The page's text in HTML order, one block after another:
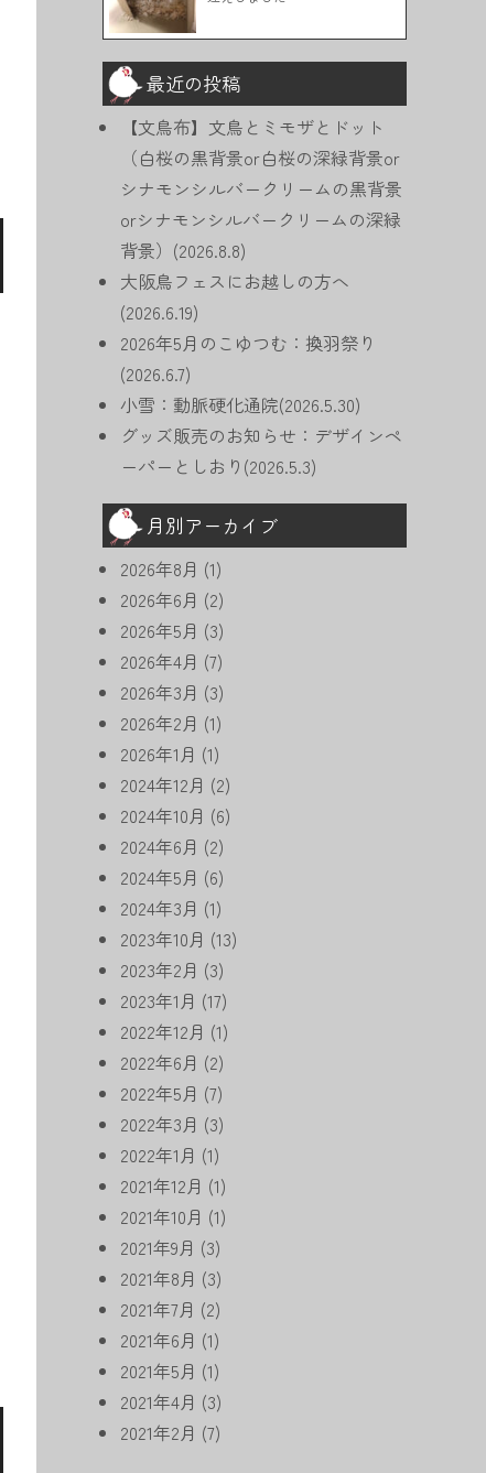
最近の投稿
【文鳥布】文鳥とミモザとドット
（白桜の黒背景or白桜の深緑背景or
シナモンシルバークリームの黒背景
orシナモンシルバークリームの深緑
背景）(2026.8.8)
大阪鳥フェスにお越しの方へ
(2026.6.19)
2026年5月のこゆつむ：換羽祭り
(2026.6.7)
小雪：動脈硬化通院(2026.5.30)
グッズ販売のお知らせ：デザインペ
ーパーとしおり(2026.5.3)
月別アーカイブ
2026年8月 (1)
2026年6月 (2)
2026年5月 (3)
2026年4月 (7)
2026年3月 (3)
2026年2月 (1)
2026年1月 (1)
2024年12月 (2)
2024年10月 (6)
2024年6月 (2)
2024年5月 (6)
2024年3月 (1)
2023年10月 (13)
2023年2月 (3)
2023年1月 (17)
2022年12月 (1)
2022年6月 (2)
2022年5月 (7)
2022年3月 (3)
2022年1月 (1)
2021年12月 (1)
2021年10月 (1)
2021年9月 (3)
2021年8月 (3)
2021年7月 (2)
2021年6月 (1)
2021年5月 (1)
2021年4月 (3)
2021年2月 (7)